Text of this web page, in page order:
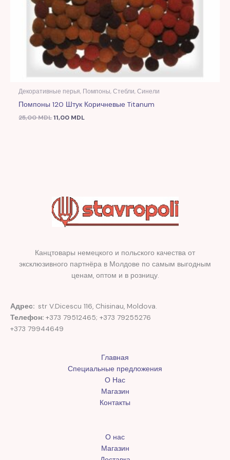
Декоративные перья, Помпоны, Стебли, Синели
Помпоны 120 Штук Коричневые Titanum
25,00MDL11,00 MDL
Канцтовары немецкого и польского качества от
эксклюзивного партнёра в Молдове по самым выгодным
ценам, оптом и в розницу.
Адрес: str V.Dicescu 116, Chisinau, Moldova.
Телефон: +373 79512465; +373 79255276
+373 79944649
Главная
Специальные предложения
О Нас
Магазин
Контакты
О нас
Магазин